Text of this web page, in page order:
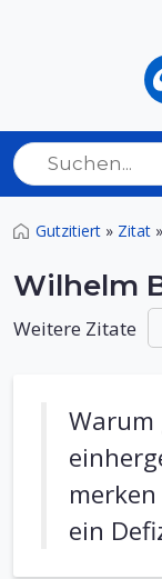
Gutzitiert » Zitat »
Wilhelm
Weitere Zitate
Warum
ein